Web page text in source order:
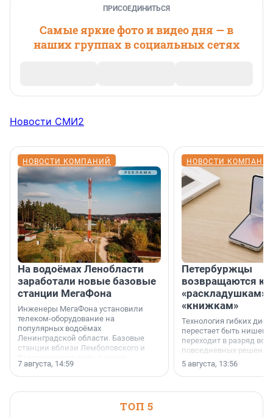
ПРИСОЕДИНИТЬСЯ
Самые яркие фото и видео дня — в
наших группах в социальных сетях
Новости СМИ2
НОВОСТИ КОМПАНИЙ
На водоёмах Ленобласти
заработали новые базовые
станции МегаФона
Инженеры МегаФона установили
телеком-оборудование на
популярных водоёмах
Ленинградской области. Базовые
станции вблизи Лемболовского и
недалеко от Большого Тосненского
водопада.
7 августа, 14:59
НОВОСТИ
Петербуржцы
возвращаются к
«раскладушкам»
«книжкам»
Технология гибких
перестает быть
переходит в разряд
повседневных
5 августа, 13:56
ТОП 5